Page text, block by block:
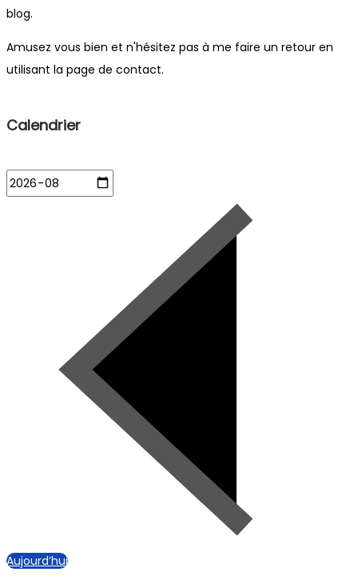
blog.
Amusez vous bien et n'hésitez pas à me faire un retour en
utilisant la page de contact.
Calendrier
Aujourd’hui